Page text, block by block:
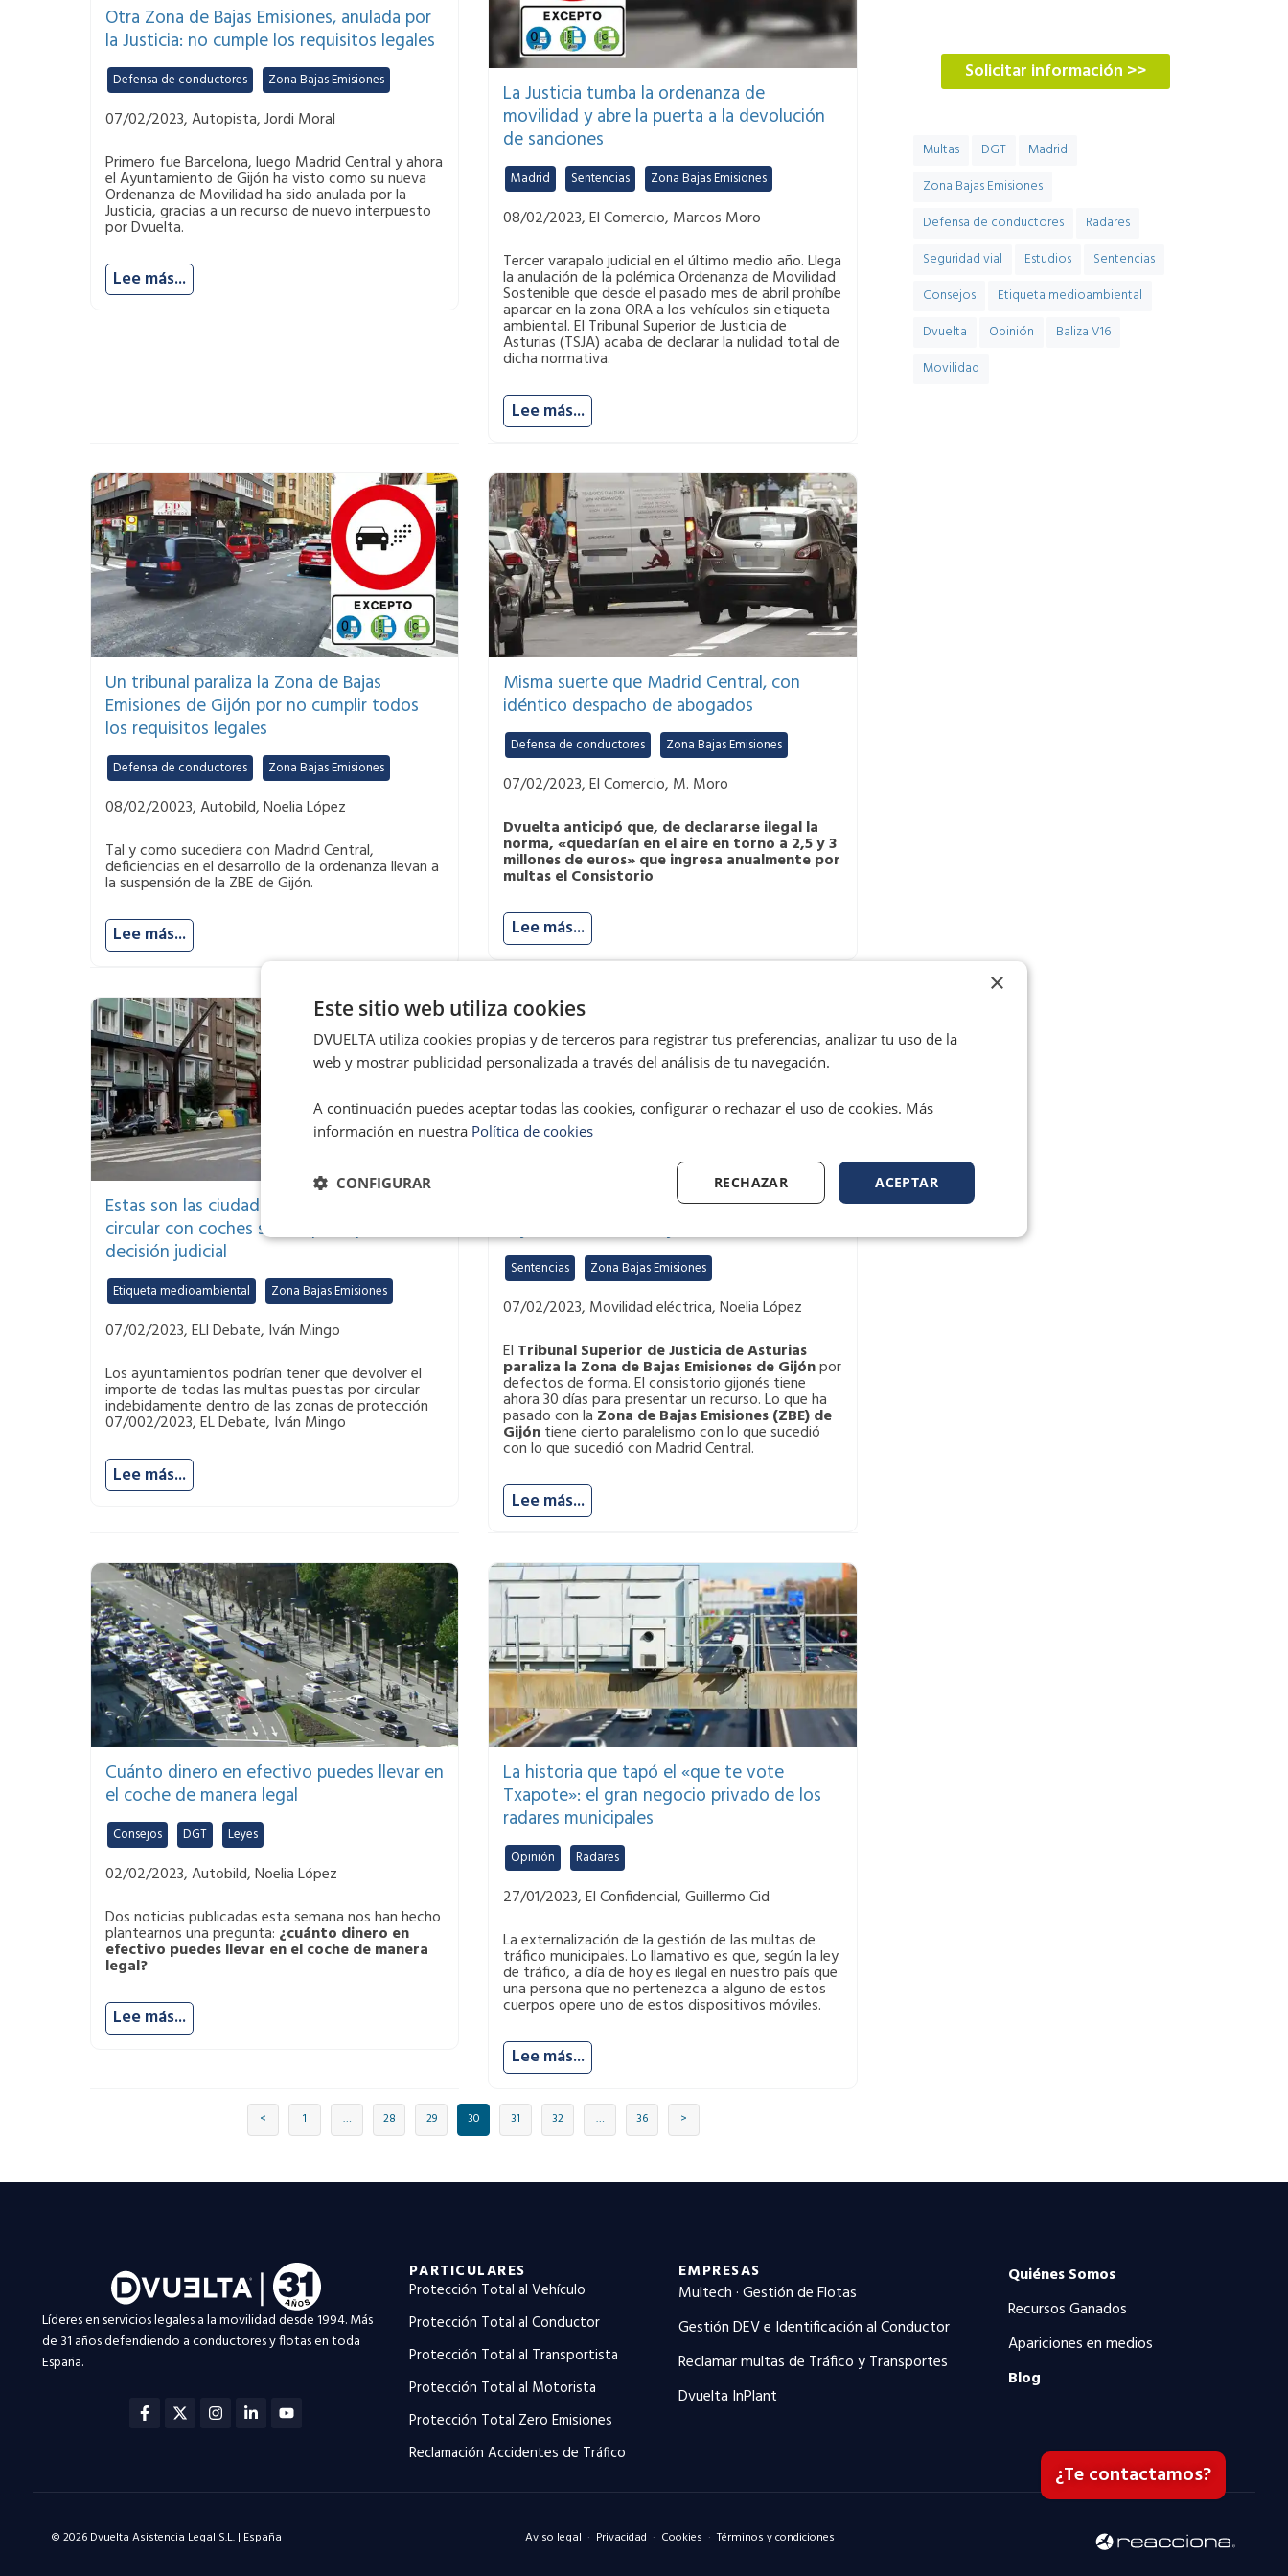
Otra Zona de Bajas Emisiones, anulada por
la Justicia: no cumple los requisitos legales
Defensa de conductores Zona Bajas Emisiones
07/02/2023, Autopista, Jordi Moral
Primero fue Barcelona, luego Madrid Central y ahora
el Ayuntamiento de Gijón ha visto como su nueva
Ordenanza de Movilidad ha sido anulada por la
Justicia, gracias a un recurso de nuevo interpuesto
por Dvuelta.
Lee más...
La Justicia tumba la ordenanza de
movilidad y abre la puerta a la devolución
de sanciones
Madrid Sentencias Zona Bajas Emisiones
08/02/2023, El Comercio, Marcos Moro
Tercer varapalo judicial en el último medio año. Llega
la anulación de la polémica Ordenanza de Movilidad
Sostenible que desde el pasado mes de abril prohíbe
aparcar en la zona ORA a los vehículos sin etiqueta
ambiental. El Tribunal Superior de Justicia de
Asturias (TSJA) acaba de declarar la nulidad total de
dicha normativa.
Lee más...
Un tribunal paraliza la Zona de Bajas
Emisiones de Gijón por no cumplir todos
los requisitos legales
Defensa de conductores Zona Bajas Emisiones
08/02/20023, Autobild, Noelia López
Tal y como sucediera con Madrid Central,
deficiencias en el desarrollo de la ordenanza llevan a
la suspensión de la ZBE de Gijón.
Lee más...
Misma suerte que Madrid Central, con
idéntico despacho de abogados
Defensa de conductores Zona Bajas Emisiones
07/02/2023, El Comercio, M. Moro
Dvuelta anticipó que, de declararse ilegal la
norma, «quedarían en el aire en torno a 2,5 y 3
millones de euros» que ingresa anualmente por
multas el Consistorio
Lee más...
Estas son las ciudades en las que se puede
circular con coches sin etiqueta por
decisión judicial
Etiqueta medioambiental Zona Bajas Emisiones
07/02/2023, ELl Debate, Iván Mingo
Los ayuntamientos podrían tener que devolver el
importe de todas las multas puestas por circular
indebidamente dentro de las zonas de protección
07/002/2023, EL Debate, Iván Mingo
Lee más...
Una sentencia judicial paraliza la Zona de
Bajas Emisiones de Gijón
Sentencias Zona Bajas Emisiones
07/02/2023, Movilidad eléctrica, Noelia López
El Tribunal Superior de Justicia de Asturias
paraliza la Zona de Bajas Emisiones de Gijónpor
defectos de forma. El consistorio gijonés tiene
ahora 30 días para presentar un recurso. Lo que ha
pasado con la Zona de Bajas Emisiones (ZBE) de
Gijóntiene cierto paralelismo con lo que sucedió
con lo que sucedió con Madrid Central.
Lee más...
Cuánto dinero en efectivo puedes llevar en
el coche de manera legal
Consejos DGT Leyes
02/02/2023, Autobild, Noelia López
Dos noticias publicadas esta semana nos han hecho
plantearnos una pregunta: ¿cuánto dinero en
efectivo puedes llevar en el coche de manera
legal?
Lee más...
La historia que tapó el «que te vote
Txapote»: el gran negocio privado de los
radares municipales
Opinión Radares
27/01/2023, El Confidencial, Guillermo Cid
La externalización de la gestión de las multas de
tráfico municipales. Lo llamativo es que, según la ley
de tráfico, a día de hoy es ilegal en nuestro país que
una persona que no pertenezca a alguno de estos
cuerpos opere uno de estos dispositivos móviles.
Lee más...
< 1 … 28 29 30 31 32 … 36 >
Solicitar información >>
Multas DGT
Madrid
Zona Bajas Emisiones
Defensa de conductores
Radares
Seguridad vial
Estudios
Sentencias
Consejos
Etiqueta medioambiental
Dvuelta
Opinión
Baliza V16
Movilidad
¿Te contactamos?
Líderes en servicios legales a la movilidad desde 1994. Más
de 31 años defendiendo a conductores y flotas en toda
España.
Facebook-
f
X-
twitter
Instagram
Linkedin-
in
Youtube
PARTICULARES
Protección Total al Vehículo
Protección Total al Conductor
Protección Total al Transportista
Protección Total al Motorista
Protección Total Zero Emisiones
Reclamación Accidentes de Tráfico
EMPRESAS
Multech · Gestión de Flotas
Gestión DEV e Identificación al Conductor
Reclamar multas de Tráfico y Transportes
Dvuelta InPlant
Quiénes Somos
Recursos Ganados
Apariciones en medios
Blog
© 2026 Dvuelta Asistencia Legal S.L. | España Aviso legal · Privacidad · Cookies ·Términos y condiciones
×
Este sitio web utiliza cookies
DVUELTA utiliza cookies propias y de terceros para registrar tus preferencias, analizar tu uso de la
web y mostrar publicidad personalizada a través del análisis de tu navegación.
A continuación puedes aceptar todas las cookies, configurar o rechazar el uso de cookies. Más
información en nuestra Política de cookies
ACEPTAR
RECHAZAR
CONFIGURAR